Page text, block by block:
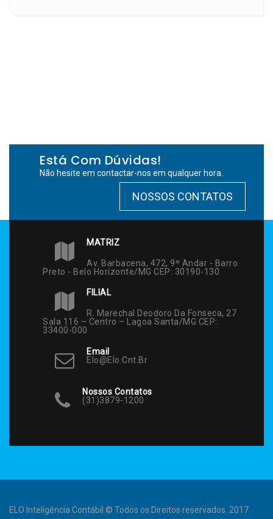
Está Com Dúvidas!
Não hesite em contactar-nos em qualquer hora.
NOSSOS CONTATOS
MATRIZ
Av. Barbacena, 472, 9º Andar - Barro
Preto - Belo Horizonte/MG CEP: 30190-130
FILIAL
R. Marechal Deodoro Da Fonseca, 27
Sala 116 – Centro – Lagoa Santa/MG CEP:
33400-000
Email
Elo@elo.cnt.br
Nossos Contatos
(31)3879-1200
ELO Inteligência Contábil © Todos os Direitos reservados. 2017